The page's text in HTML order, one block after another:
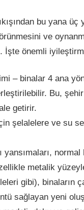
bu yana üç
ve
İşte önemli
– binalar 4 ana
Bu, şehir
getirir.
şelalelere ve su
yansımaları,
metalik
gibi), binaların
sağlayan yeni